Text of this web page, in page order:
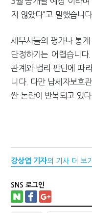
지 않았다"고 말했습니다.
세무사들의 평가나 통
단정하기는 어렵습니
관계와 법리 판단에 따
니다. 다만 납세자보호
싼 논란이 반복되고 있
강상엽 기자의 기사 더 보기
SNS 로그인